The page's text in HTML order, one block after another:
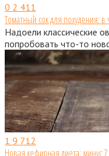
0 2 411
Томатный сок для похудения: в
Надоели классические
попробовать что-то
1 9 712
Новая кефирная диета: минус